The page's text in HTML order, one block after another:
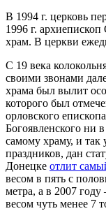
В 1994 г. церковь
1996 г.
храм. В церкви
С 19 века
своими звонами
храма был вылит
которого был
орловского
Богоявленского ни
самому храму, и так
праздников, дан
Донецке отлит
весом в пять с
метра, а в 2007
весом чуть менее 7